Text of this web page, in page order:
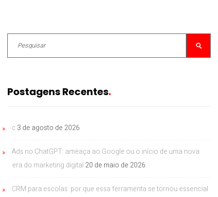
Postagens Recentes
c 3 de agosto de 2026
Ads no ChatGPT: ameaça ao Google ou o início de uma nova
era do marketing digital 20 de maio de 2026
CRM para escolas: por que essa ferramenta se tornou essencial